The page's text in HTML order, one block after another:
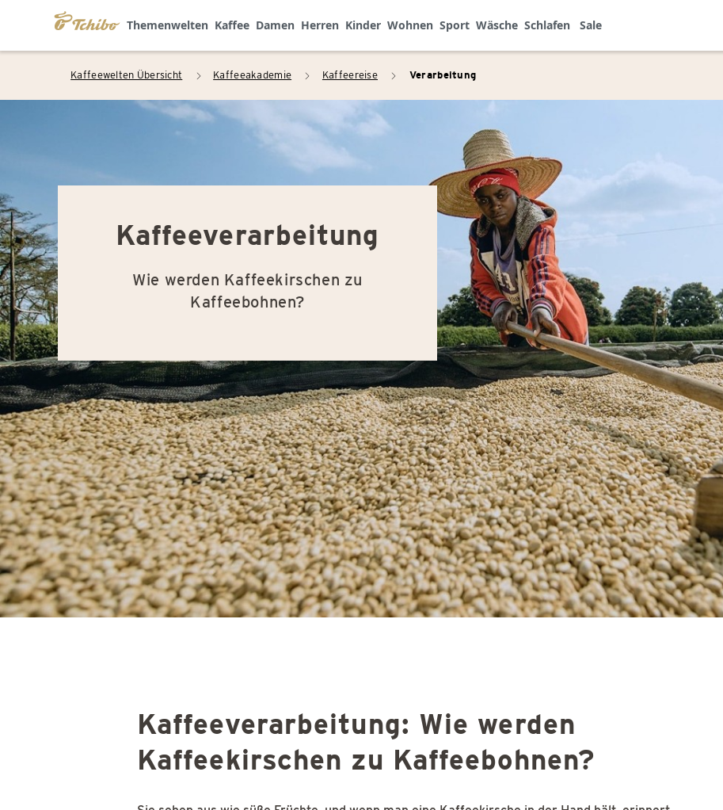
Themenwelten Kaffee Damen Herren Kinder Wohnen Sport Wäsche Schlafen Sale
Kaffeewelten Übersicht arrow_right Kaffeeakademie arrow_right Kaffeereise arrow_right Verarbeitung
Kaffeeverarbeitung
Wie werden Kaffeekirschen zu
Kaffeebohnen?
Kaffeeverarbeitung: Wie werden
Kaffeekirschen zu Kaffeebohnen?